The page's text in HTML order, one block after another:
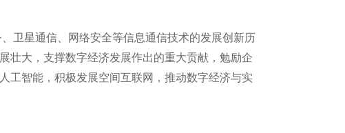
卫星通信、网络安全等信息通信技术的发展创新历
壮大，支撑数字经济发展作出的重大贡献，勉励企
工智能，积极发展空间互联网，推动数字经济与实